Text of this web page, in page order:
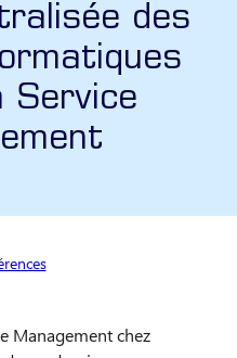
des
Service
ici :
Management chez